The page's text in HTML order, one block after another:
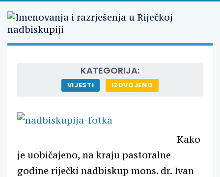
KATEGORIJA:
VIJESTI IZDVOJENO
Kako
je uobičajeno, na kraju pastoralne
godine riječki nadbiskup mons. dr. Ivan